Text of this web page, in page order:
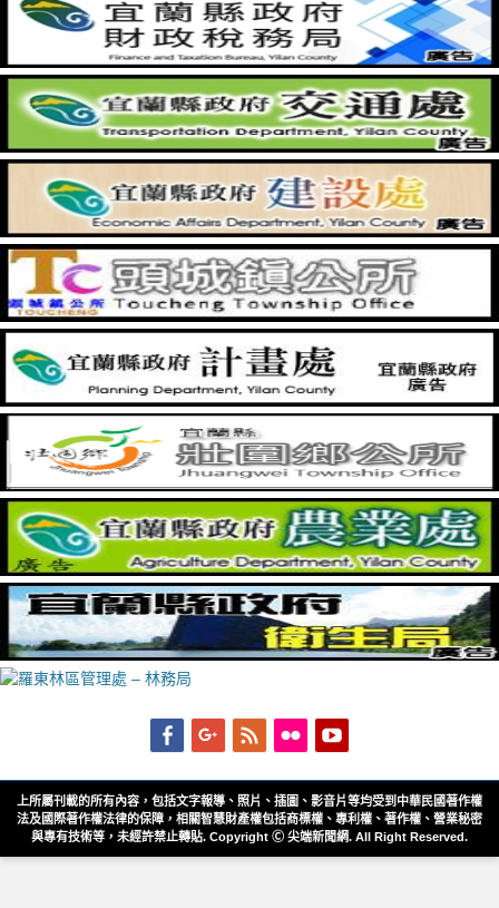
FacebookGoogleplus
Feed Flickr
上所屬刊載的所有內容，包括文字報導、照片、插圖、影音片等均受到中華民國著作權
法及國際著作權法律的保障，相關智慧財產權包括商標權、專利權、著作權、營業秘密
與專有技術等，未經許禁止轉貼. Copyright Ⓒ 尖端新聞網. All Right Reserved.